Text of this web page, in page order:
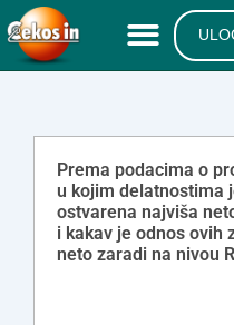
Prema podacima o
u kojim delatnostima
ostvarena najviša
i kakav je odnos ovih
neto zaradi na nivou